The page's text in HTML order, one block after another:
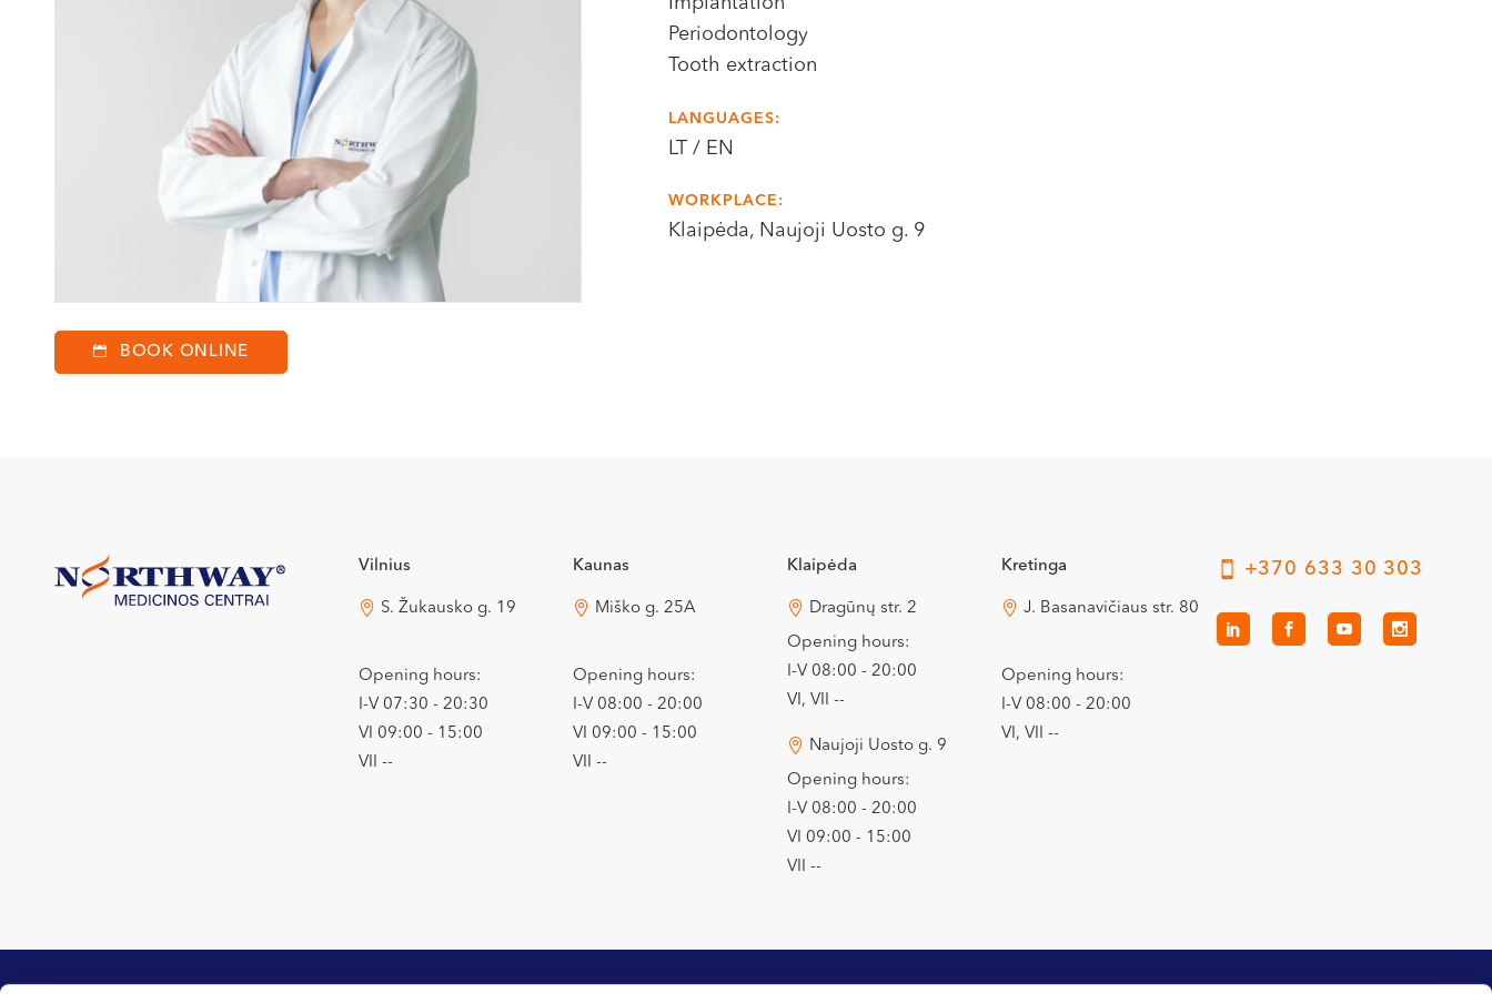
BOOK ONLINE
Periodontology
Tooth extraction
LANGUAGES:
LT / EN
WORKPLACE:
Klaipėda, Naujoji Uosto g. 9
Vilnius
S. Žukausko g. 19
Opening hours:
I-V 07:30 - 20:30
VI 09:00 - 15:00
VII --
Kaunas
Miško g. 25A
Opening hours:
I-V 08:00 - 20:00
VI 09:00 - 15:00
VII --
Klaipėda
Dragūnų str. 2
Opening hours:
I-V 08:00 - 20:00
VI, VII --
Naujoji Uosto g. 9
Opening hours:
I-V 08:00 - 20:00
VI 09:00 - 15:00
VII --
Kretinga
J. Basanavičiaus str. 80
Opening hours:
I-V 08:00 - 20:00
VI, VII --
+370 633 30 303